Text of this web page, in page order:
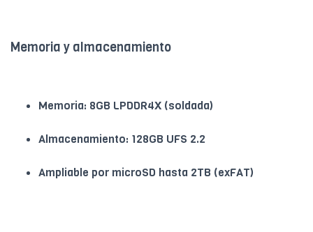
Memoria y almacenamiento
Memoria: 8GB LPDDR4X (soldada)
Almacenamiento: 128GB UFS 2.2
Ampliable por microSD hasta 2TB (exFAT)